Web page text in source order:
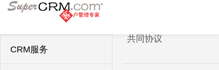
CRM服务
共同协议